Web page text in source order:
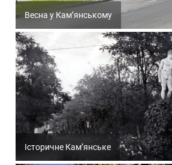
Весна у Кам’янському
Історичне Кам’янське